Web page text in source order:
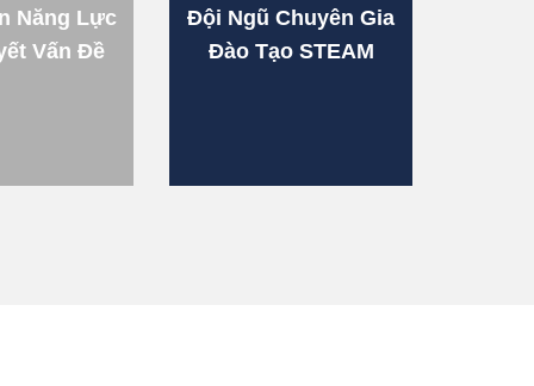
Năng Lực
Vấn Đề
Đội Ngũ Chuyên Gia
Đào Tạo STEAM